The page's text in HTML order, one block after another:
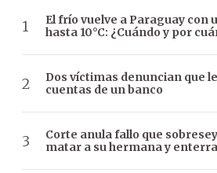
El frío vuelve a Paraguay con
hasta 10°C: ¿Cuándo y por
Dos víctimas denuncian que
cuentas de un banco
Corte anula fallo que
matar a su hermana y